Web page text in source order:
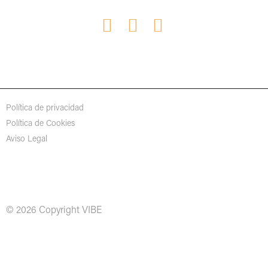
Política de privacidad
Política de Cookies
Aviso Legal
© 2026 Copyright VIBE